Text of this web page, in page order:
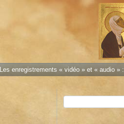
Les enregistrements « vidéo » et « audio » :